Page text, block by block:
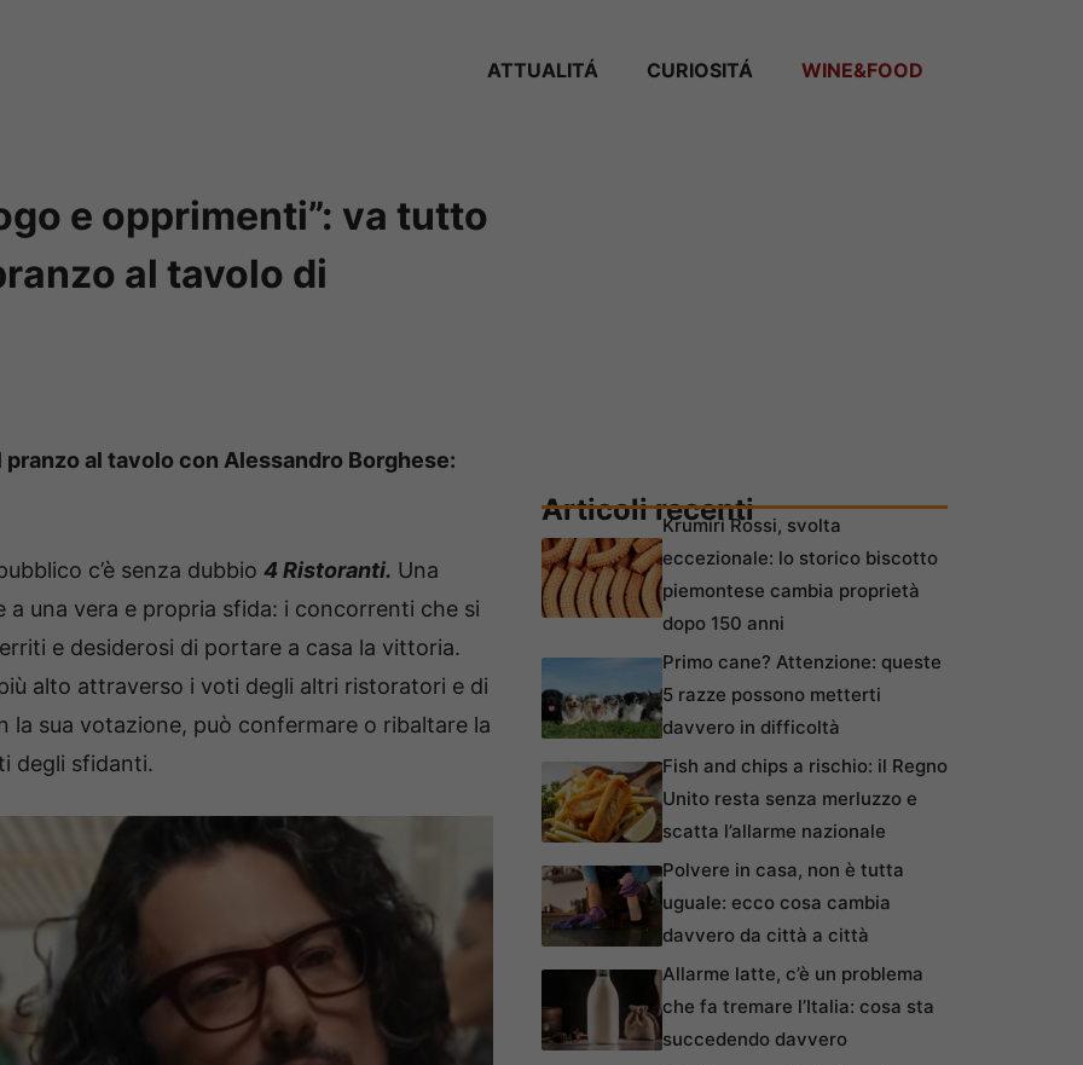
ATTUALITÁ CURIOSITÁ WINE&FOOD
e opprimenti”: va tutto
al tavolo di
al tavolo con Alessandro Borghese:
c’è senza dubbio 4 Ristoranti. Una
una vera e propria sfida: i concorrenti che si
e desiderosi di portare a casa la vittoria.
alto attraverso i voti degli altri ristoratori e di
la sua votazione, può confermare o ribaltare la
degli sfidanti.
Articoli recentiKrumiri Rossi, svolta
eccezionale: lo storico biscotto
piemontese cambia proprietà
dopo 150 anni
Primo cane? Attenzione: queste
5 razze possono metterti
davvero in difficoltà
Fish and chips a rischio: il Regno
Unito resta senza merluzzo e
scatta l’allarme nazionale
Polvere in casa, non è tutta
uguale: ecco cosa cambia
davvero da città a città
Allarme latte, c’è un problema
che fa tremare l’Italia: cosa sta
succedendo davvero